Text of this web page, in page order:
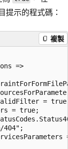
提示的程式碼：
複製
=>
=
= true;
404";